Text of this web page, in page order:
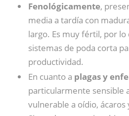
Fenológicamente,
media a tardía con
largo. Es muy fértil, por
sistemas de poda corta
productividad.
En cuanto a plagas y
particularmente sensible
vulnerable a oídio, ácaros